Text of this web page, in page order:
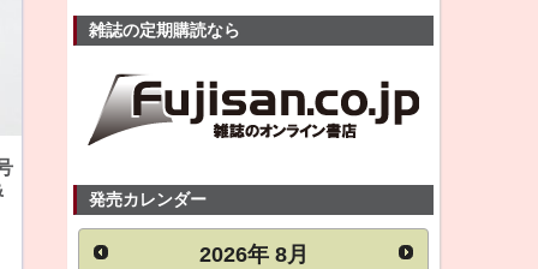
雑誌の定期購読なら
発売カレンダー
2026年 8月